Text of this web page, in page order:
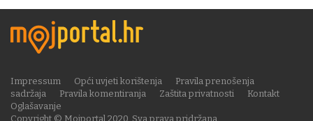
Copyright © Mojportal 2020. Sva prava pridržana.
Impressum Opći uvjeti korištenja
Pravila prenošenja
sadržaja
Pravila komentiranja Zaštita privatnosti
Kontakt
Oglašavanje